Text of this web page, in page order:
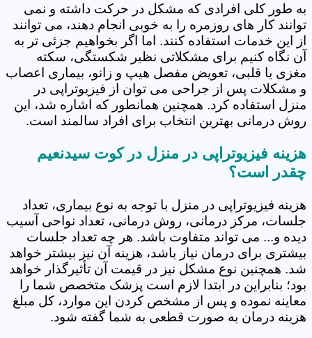
به طور کلی افرادی که مشکل در حرکت داشته و نمی
توانند کار های روزمره را به خوبی انجام دهند، می توانند
از این خدمات استفاده کنند. اما اگر بخواهیم جزئی تر به
آن نگاه کنیم برای مشکلاتی نظیر شکستگی، سکته
مغزی یا قلبی، تعویض مفصل هیپ و زانو، بیماری اعصاب
و مشکلات پس از جراحی می توان از فیزیوتراپی در
منزل استفاده کرد. همچنین همانطور که اشاره شد، این
روش درمانی بهترین انتخاب برای افراد سالمند است.
هزینه فیزیوتراپی در منزل در کوت سیدنعیم
چقدر است؟
هزینه فیزیوتراپی در منزل با توجه به نوع بیماری، تعداد
جلسات، مرکز درمانی، روش درمانی، تعداد نواحی آسیب
دیده و... می تواند متفاوت باشد. هر چه تعداد جلسات
بیشتری برای درمان نیاز باشد، هزینه آن نیز بیشتر خواهد
شد. همچنین نوع مشکل نیز در قیمت آن تأثیرگذار خواهد
بود؛ بنابراین در ابتدا لازم است پزشک متخصص شما را
معاینه نموده و پس از مشخص کردن این موارد، کل مبلغ
هزینه درمان به صورت قطعی به شما گفته شود.